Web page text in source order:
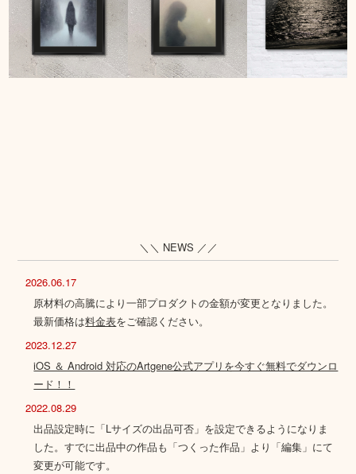
＼＼ NEWS ／／
2026.06.17
原材料の高騰により一部プロダクトの金額が変更となりました。
最新価格は料金表をご確認ください。
2023.12.27
iOS ＆ Android 対応のArtgene公式アプリを今すぐ無料でダウンロ
ード！！
2022.08.29
出品設定時に「Lサイズの出品可否」を設定できるようになりま
した。すでに出品中の作品も「つくった作品」より「編集」にて
変更が可能です。